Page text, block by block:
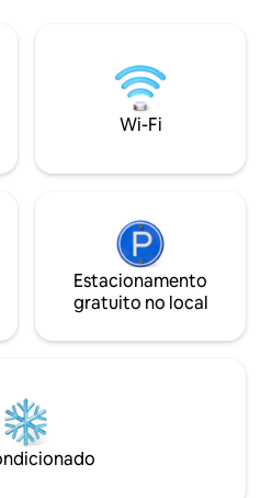
de
entra a
único en el
Muy
de comedor
eléctrico,
de cocina,
dos
con
Uno de los
privilegiada para
(Alhambra,
tapas) É um apartamento no 4º andar
sem elevador
Wi-Fi
Estacionamento
gratuito no local